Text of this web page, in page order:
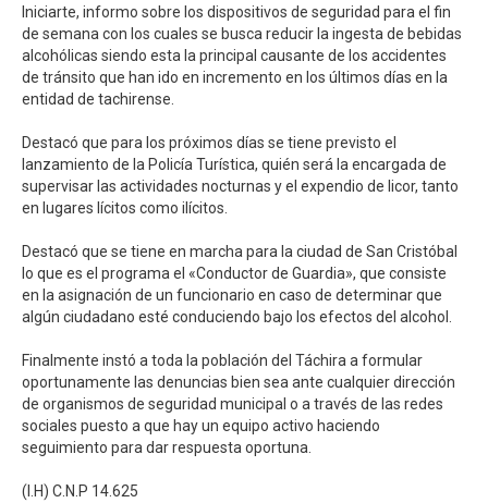
Iniciarte, informo sobre los dispositivos de seguridad para el fin
de semana con los cuales se busca reducir la ingesta de bebidas
alcohólicas siendo esta la principal causante de los accidentes
de tránsito que han ido en incremento en los últimos días en la
entidad de tachirense.⁣
Destacó que para los próximos días se tiene previsto el
lanzamiento de la Policía Turística, quién será la encargada de
supervisar las actividades nocturnas y el expendio de licor, tanto
en lugares lícitos como ilícitos.⁣
Destacó que se tiene en marcha para la ciudad de San Cristóbal
lo que es el programa el «Conductor de Guardia», que consiste
en la asignación de un funcionario en caso de determinar que
algún ciudadano esté conduciendo bajo los efectos del alcohol. ⁣
Finalmente instó a toda la población del Táchira a formular
oportunamente las denuncias bien sea ante cualquier dirección
de organismos de seguridad municipal o a través de las redes
sociales puesto a que hay un equipo activo haciendo
seguimiento para dar respuesta oportuna.⁣
(I.H) C.N.P 14.625⁣